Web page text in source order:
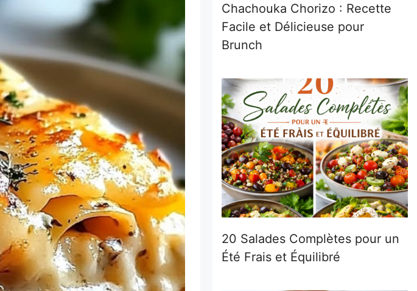
Chachouka Chorizo : Recette
Facile et Délicieuse pour
Brunch
20 Salades Complètes pour un
Été Frais et Équilibré